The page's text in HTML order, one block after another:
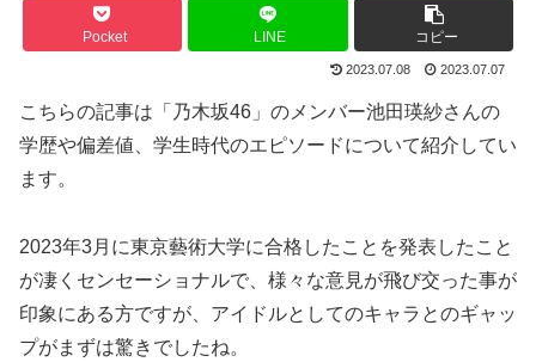
Pocket LINE コピー
2023.07.08 2023.07.07
こちらの記事は「乃木坂46」のメンバー池田瑛紗さんの
学歴や偏差値、学生時代のエピソードについて紹介してい
ます。
2023年3月に東京藝術大学に合格したことを発表したこと
が凄くセンセーショナルで、様々な意見が飛び交った事が
印象にある方ですが、アイドルとしてのキャラとのギャッ
プがまずは驚きでしたね。